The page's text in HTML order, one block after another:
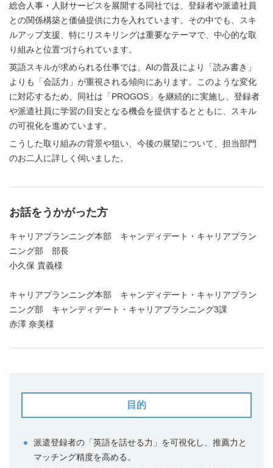
総合人事・人財サービスを展開する同社では、登録者や派遣社員
との関係構築と価値提供に力を入れています。その中でも、スキ
ルアップ支援、特にリスキリングは重要なテーマで、中心的な取
り組みと位置づけられています。
英語スキルが求められる仕事では、 AIの普及により「読み書き」
よりも「会話力」が重視される傾向にあります。このような変化
に対応するため、同社は「PROGOS 」を継続的に実施し、登録者
や派遣社員に学習の目安となる機会を提供するとともに、スキル
の可視化を進めています。
こうした取り組みの背景や狙い、今後の展望について、担当部門
のお二人に詳しく伺いました。
お話をうかがった方
キャリアプランニング本部 キャンディデート・キャリアプラン
ニング部 部長
小久保 貴義様
キャリアプランニング本部 キャンディデート・キャリアプラン
ニング部 キャンディデート・キャリアプランニング3課
赤澤 奈美様
目的
派遣登録者の「英語を話せる力」を可視化し、推薦力と
マッチング精度を高める。